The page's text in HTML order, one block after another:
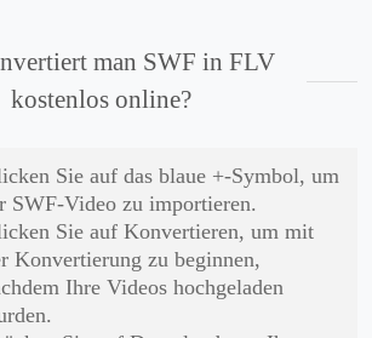
man SWF in FLV
kostenlos online?
Sie auf das blaue +-Symbol, um
SWF-Video zu importieren.
Sie auf Konvertieren, um mit
Konvertierung zu beginnen,
Ihre Videos hochgeladen